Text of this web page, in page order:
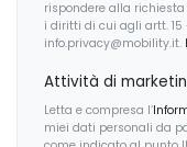
rispondere alla
i diritti di cui agli artt. 15
info.privacy@mobility.it.
Attività di
Letta e compresa l’
miei dati personali da